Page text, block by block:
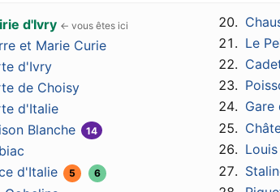
d'Ivry
et Marie Curie
d'Ivry
de Choisy
d'Italie
Blanche
14
d'Italie
5 6
Le
Gare